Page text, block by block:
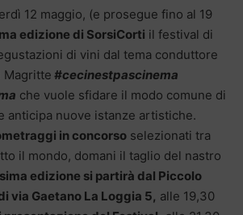
12 maggio, (e prosegue fino al 19
edizione di SorsiCorti il festival di
di vini dal tema conduttore
Magritte #cecinestpascinema
che vuole sfidare il modo comune di
anticipa nuove istanze artistiche.
in concorso selezionati tra
il mondo, domani il taglio del nastro
edizione si partirà dal Piccolo
via Gaetano La Loggia 5, alle 19,30